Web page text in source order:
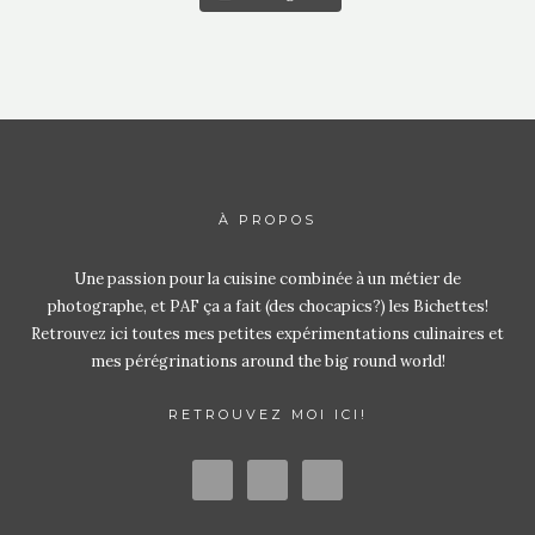
À PROPOS
Une passion pour la cuisine combinée à un métier de
photographe, et PAF ça a fait (des chocapics?) les Bichettes!
Retrouvez ici toutes mes petites expérimentations culinaires et
mes pérégrinations around the big round world!
RETROUVEZ MOI ICI!